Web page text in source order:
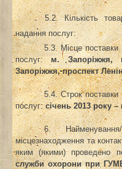
5.2. Кількість
надання послуг:
5.3. Місце поставки
послуг:
м. Запоріжжя,
Запоріжжя, проспект
5.4. Строк поставки
послуг:січень 2013 року –
6.
місцезнаходження та
яким (якими) проведено
служби охорони при